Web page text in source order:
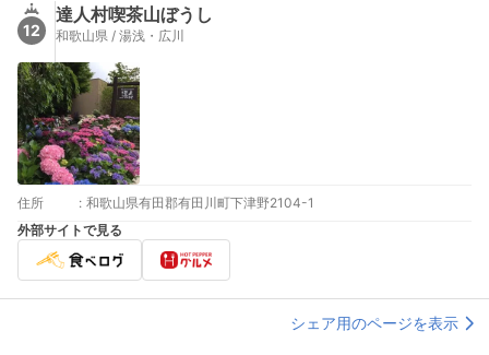
12
達人村喫茶山ぼうし
和歌山県 / 湯浅・広川
住所 : 和歌山県有田郡有田川町下津野2104-1
外部サイトで見る
シェア用のページを表示